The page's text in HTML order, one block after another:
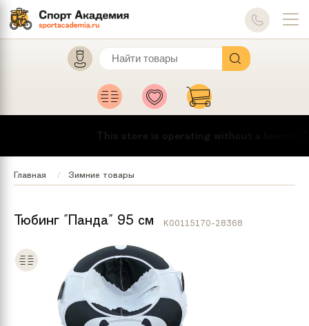
This store is operating without a license.
Главная Зимние товары
Тюбинг "Панда" 95 см K00115170-28368